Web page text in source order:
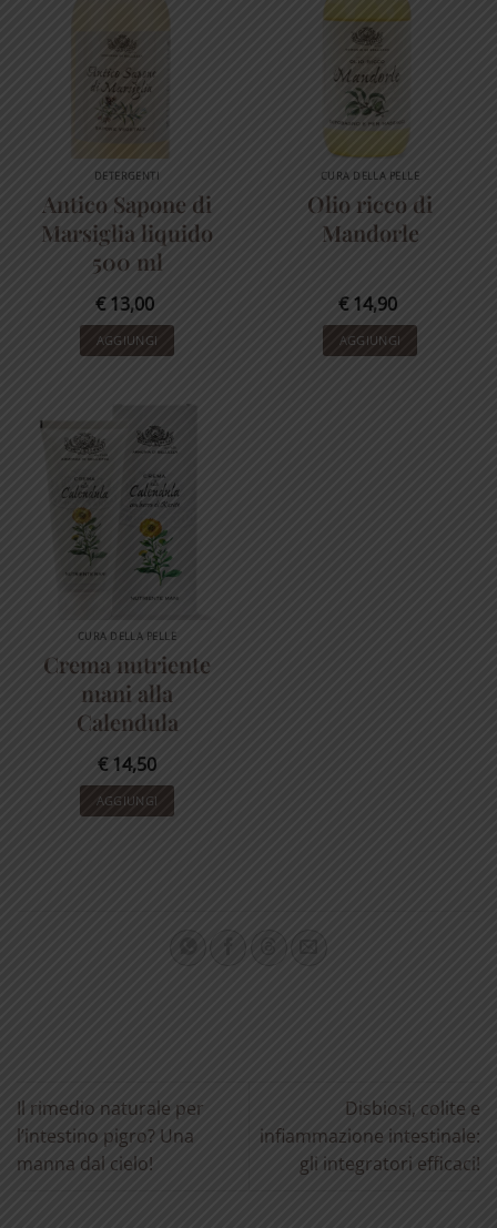
DETERGENTI
Antico Sapone di
Marsiglia liquido
500 ml
€13,00
AGGIUNGI
CURA DELLA PELLE
Olio ricco di
Mandorle
€14,90
AGGIUNGI
CURA DELLA PELLE
Crema nutriente
mani alla
Calendula
€14,50
AGGIUNGI
Il rimedio naturale per
l’intestino pigro? Una
manna dal cielo!
Disbiosi, colite e
infiammazione intestinale:
gli integratori efficaci!